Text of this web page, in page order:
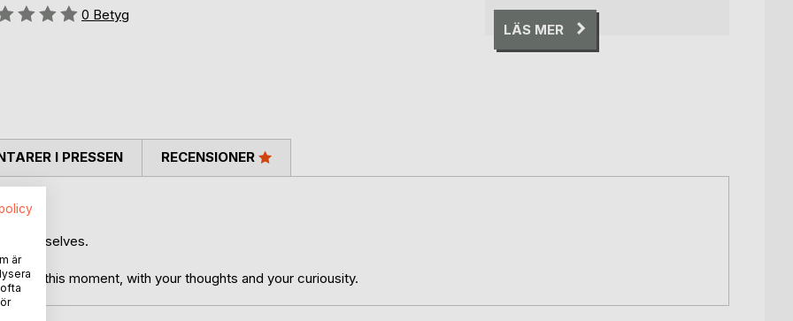
0 Betyg
LÄS MER
of ourselves.
at this moment, with your thoughts and your curiousity.
I PRESSEN RECENSIONER
är